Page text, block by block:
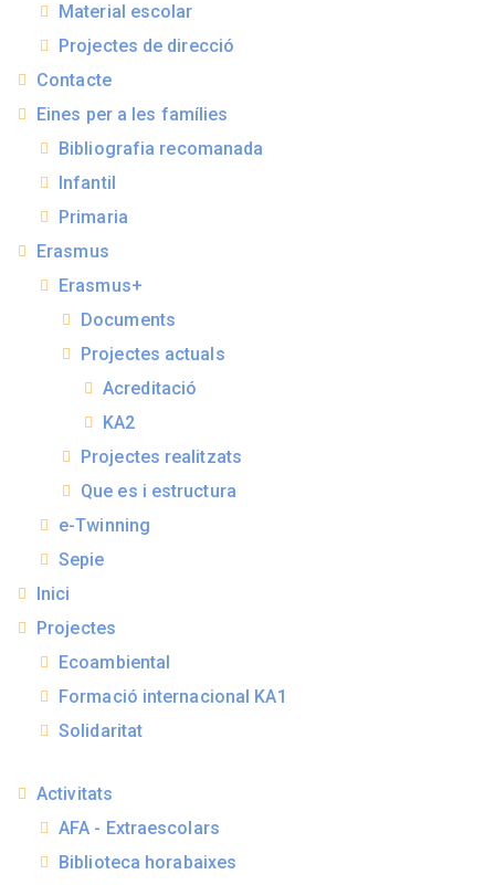
Material escolar
Projectes de direcció
Contacte
Eines per a les famílies
Bibliografia recomanada
Infantil
Primaria
Erasmus
Erasmus+
Documents
Projectes actuals
Acreditació
KA2
Projectes realitzats
Que es i estructura
e-Twinning
Sepie
Inici
Projectes
Ecoambiental
Formació internacional KA1
Solidaritat
Activitats
AFA - Extraescolars
Biblioteca horabaixes